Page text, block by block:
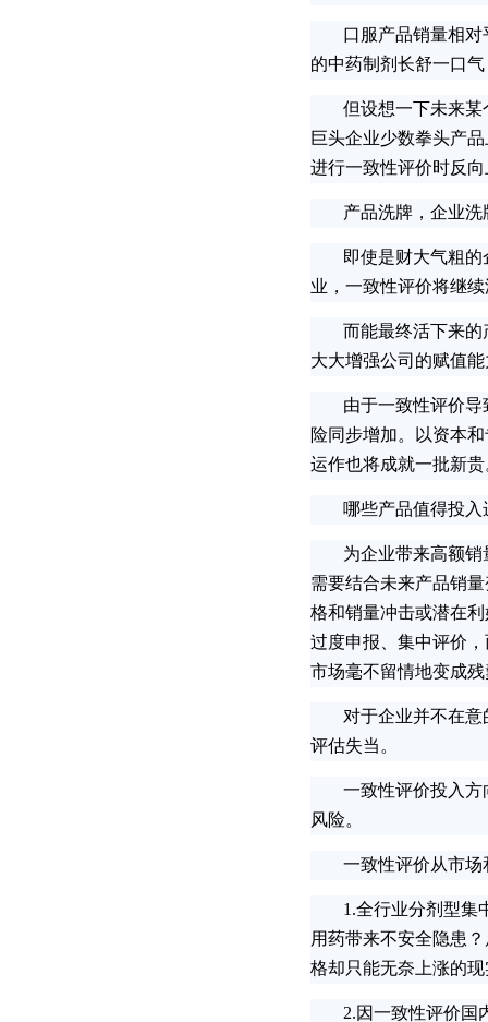
口服产品销量相对
的中药制剂长舒一口
但设想一下未来某
巨头企业少数拳头产
进行一致性评价时反
产品洗牌，企业洗
即使是财大气粗的
业，一致性评价将继
而能最终活下来的
大大增强公司的赋值
由于一致性评价导
险同步增加。以资本
运作也将成就一批新贵
哪些产品值得投入
为企业带来高额销
需要结合未来产品销
格和销量冲击或潜在
过度申报、集中评价
市场毫不留情地变成
对于企业并不在意
评估失当。
一致性评价投入方
风险。
一致性评价从市场
1.全行业分剂型集
用药带来不安全隐患
格却只能无奈上涨的
2.因一致性评价国